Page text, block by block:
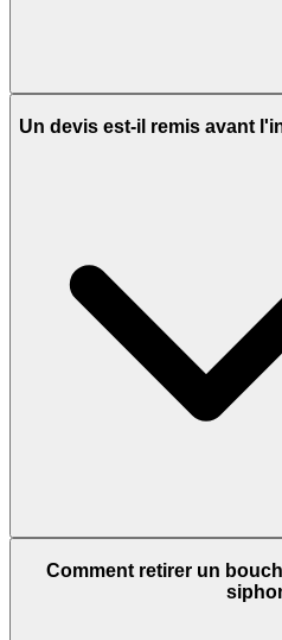
Un devis est-il remis avant
Comment retirer un